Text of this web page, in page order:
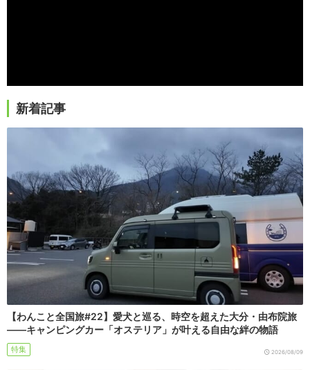
新着記事
【わんこと全国旅#22】愛犬と巡る、時空を超えた大分・由布院旅
――キャンピングカー「オステリア」が叶える自由な絆の物語
特集 2026/08/09